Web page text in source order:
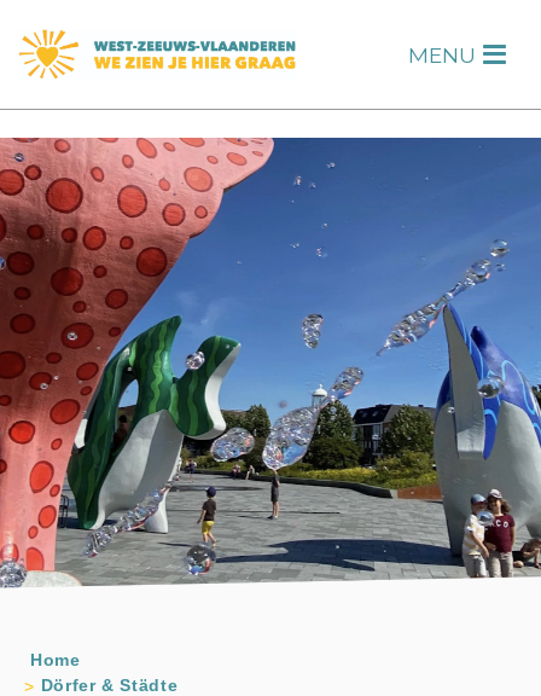
MENU H
Home
Dörfer & Städte